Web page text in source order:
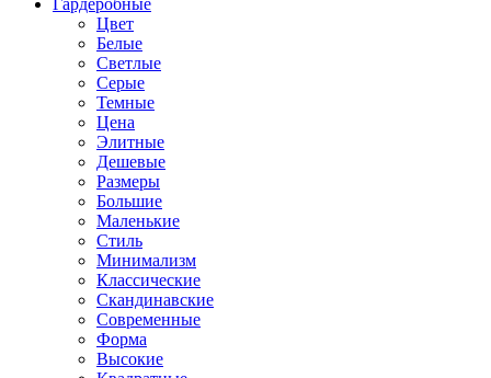
Гардеробные
Цвет
Белые
Светлые
Серые
Темные
Цена
Элитные
Дешевые
Размеры
Большие
Маленькие
Стиль
Минимализм
Классические
Скандинавские
Современные
Форма
Высокие